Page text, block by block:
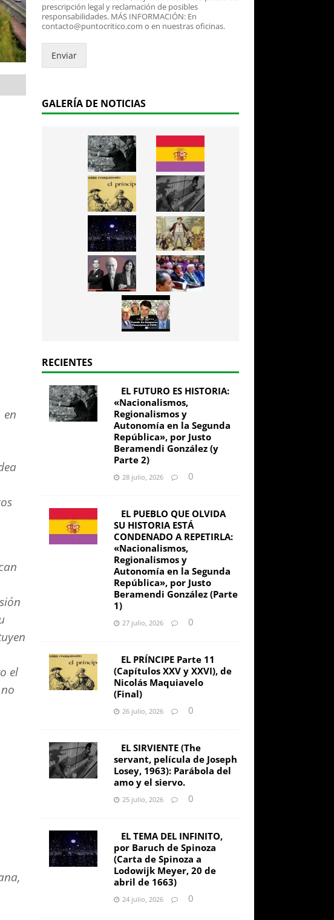
en
el
i
c
o
.
prescripción legal y reclamación de posibles
responsabilidades. MÁS INFORMACIÓN: En
contacto@puntocritico.com o en nuestras oficinas.
Enviar
GALERÍA DE NOTICIAS
RECIENTES
EL FUTURO ES HISTORIA:
«Nacionalismos,
Regionalismos y
Autonomía en la Segunda
República», por Justo
Beramendi González (y
Parte 2)
28 julio, 2026 0
EL PUEBLO QUE OLVIDA
SU HISTORIA ESTÁ
CONDENADO A REPETIRLA:
«Nacionalismos,
Regionalismos y
Autonomía en la Segunda
República», por Justo
Beramendi González (Parte
1)
27 julio, 2026 0
EL PRÍNCIPE Parte 11
(Capítulos XXV y XXVI), de
Nicolás Maquiavelo
(Final)
26 julio, 2026 0
EL SIRVIENTE (The
servant, película de Joseph
Losey, 1963): Parábola del
amo y el siervo.
25 julio, 2026 0
EL TEMA DEL INFINITO,
por Baruch de Spinoza
(Carta de Spinoza a
Lodowijk Meyer, 20 de
abril de 1663)
24 julio, 2026 0